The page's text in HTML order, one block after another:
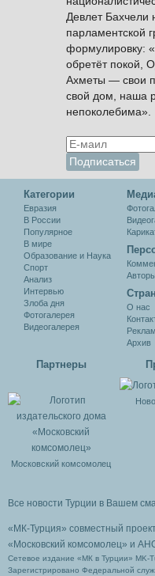
Девлет Бахчели
парламентской
формулировку:
обретёт покой,
Ахметы — свои
свой дом, наша
Категории
Евразия
В России
Популярное
В мире
Образование и Наука
Спорт
Анализ
Интервью
Злоба дня
Фотогалерея
Видеогалерея
Авторы
О нас
Архив
Партнеры
Московский комсомолец
Все новости Турции в Вашем
«МК-Турция» совместный
«Московский комсомолец» и
Сетевое издание «МК в Турции» MK-
Зарегистрировано Федеральной